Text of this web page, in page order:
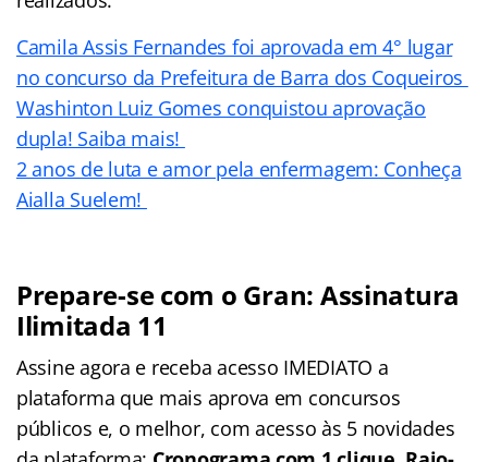
Camila Assis Fernandes foi aprovada em 4° lugar
no concurso da Prefeitura de Barra dos Coqueiros
Washinton Luiz Gomes conquistou aprovação
dupla! Saiba mais!
2 anos de luta e amor pela enfermagem: Conheça
Aialla Suelem!
Prepare-se com o Gran: Assinatura
Ilimitada 11
Assine agora e receba acesso IMEDIATO a
plataforma que mais aprova em concursos
públicos e, o melhor, com acesso às 5 novidades